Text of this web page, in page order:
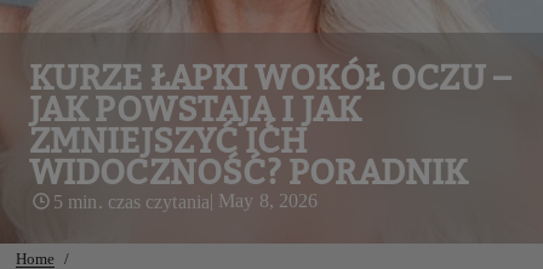
KURZE ŁAPKI WOKÓŁ OCZU –
JAK POWSTAJĄ I JAK
ZMNIEJSZYĆ ICH
WIDOCZNOŚĆ? PORADNIK
5 min. czas czytania| May 8, 2026
Home